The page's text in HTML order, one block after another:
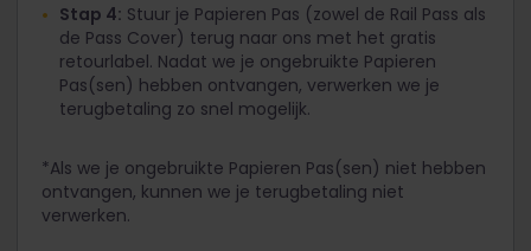
Stap 4: Stuur je Papieren Pas (zowel de Rail Pass als
de Pass Cover) terug naar ons met het gratis
retourlabel. Nadat we je ongebruikte Papieren
Pas(sen) hebben ontvangen, verwerken we je
terugbetaling zo snel mogelijk.
*Als we je ongebruikte Papieren Pas(sen) niet hebben
ontvangen, kunnen we je terugbetaling niet
verwerken.